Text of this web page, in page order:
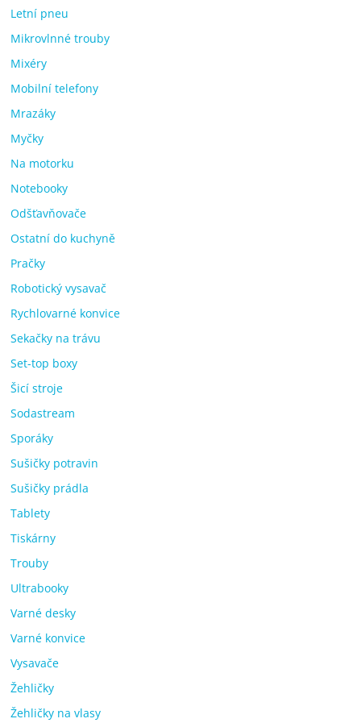
Letní pneu
Mikrovlnné trouby
Mixéry
Mobilní telefony
Mrazáky
Myčky
Na motorku
Notebooky
Odšťavňovače
Ostatní do kuchyně
Pračky
Robotický vysavač
Rychlovarné konvice
Sekačky na trávu
Set-top boxy
Šicí stroje
Sodastream
Sporáky
Sušičky potravin
Sušičky prádla
Tablety
Tiskárny
Trouby
Ultrabooky
Varné desky
Varné konvice
Vysavače
Žehličky
Žehličky na vlasy